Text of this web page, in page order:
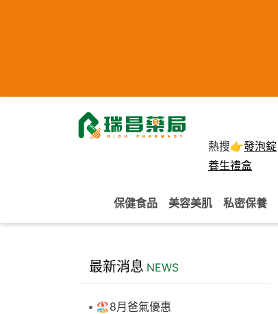
熱搜👉發泡錠
養生禮盒
保健食品 美容美肌 私密保養
最新消息 NEWS
🏖️8月爸氣優惠